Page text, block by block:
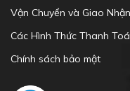
Chính sách bảo mật